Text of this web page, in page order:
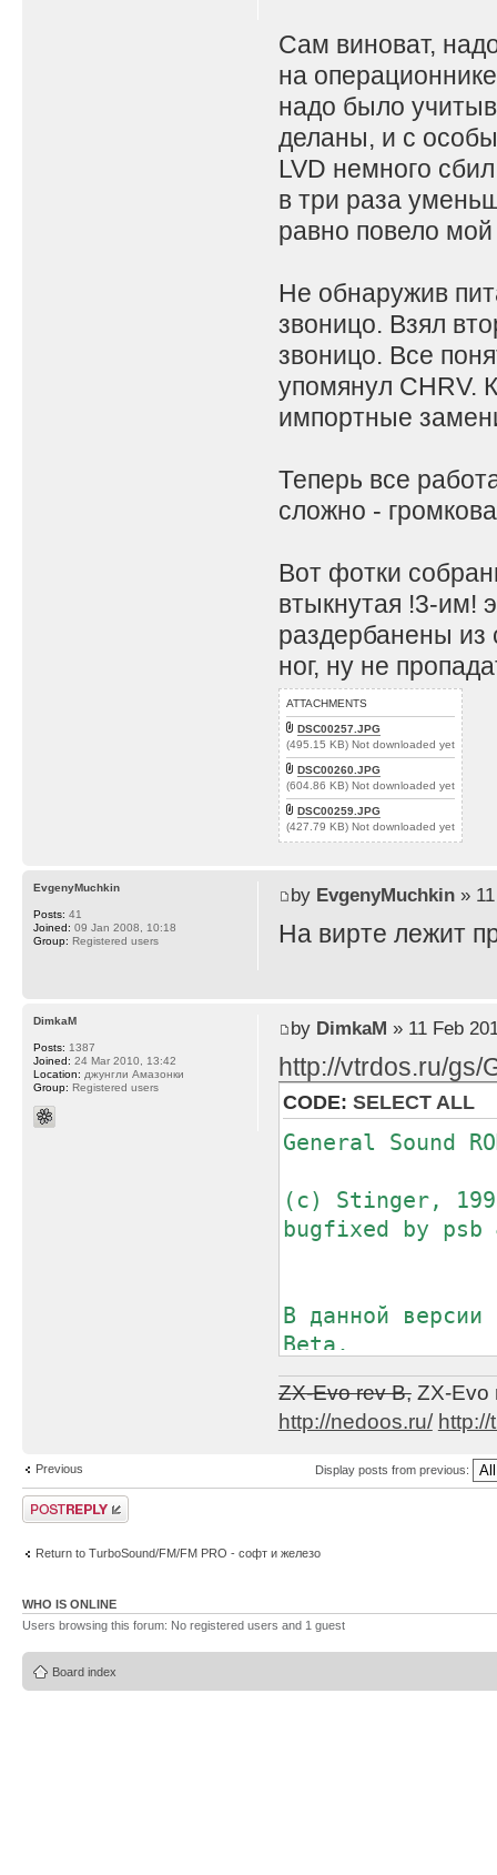
Сам виноват,
на
надо было
деланы, и с
LVD немного
в три раза
равно повело
Не обнаружив
звоницо. Взял
звоницо. Все
упомянул CHRV.
импортные
Теперь все
сложно -
Вот фотки
втыкнутая !3-им!
раздербанены из
ног, ну не
ATTACHMENTS
DSC00257.JPG
(495.15 KB) Not downloaded yet
DSC00260.JPG
(604.86 KB) Not downloaded yet
DSC00259.JPG
(427.79 KB) Not downloaded yet
by EvgenyMuchkin» 11
На вирте лежит
EvgenyMuchkin
Posts: 41
Joined: 09 Jan 2008, 10:18
Group: Registered users
by DimkaM » 11 Feb
http://vtrdos.ru/gs/
CODE: SELECT ALL
General Sound
(с) Stinger,
bugfixed by psb
В данной версии
Beta.
1. Глюк с
её скорость
задержка
позицию,
ZX-Evo rev B,ZX-Evo
http://nedoos.ru/
DimkaM
Posts: 1387
Joined: 24 Mar 2010, 13:42
Location: джунгли Амазонки
Group: Registered users
Previous Display posts from previous:
Post a reply
Return to TurboSound/FM/FM PRO - софт и железо
WHO IS ONLINE
Users browsing this forum: No registered users and 1 guest
Board index